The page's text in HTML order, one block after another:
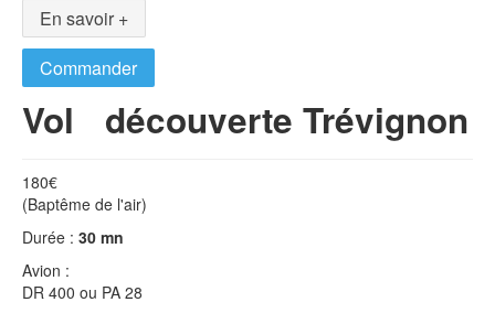
En savoir +
Commander
Vol découverte Trévignon
180€
(Baptême de l'air)
Durée : 30 mn
Avion :
DR 400 ou PA 28